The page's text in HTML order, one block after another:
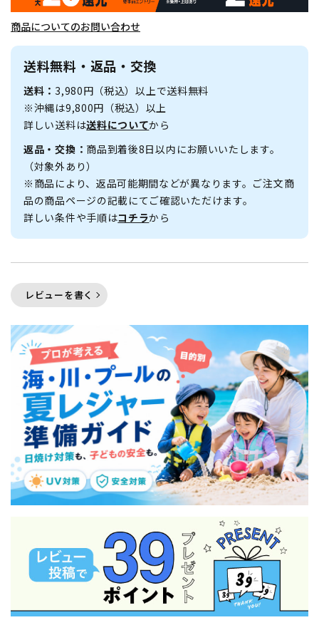
商品についてのお問い合わせ
送料無料・返品・交換
送料：3,980円（税込）以上で送料無料
※沖縄は9,800円（税込）以上
詳しい送料は送料についてから
返品・交換： 商品到着後8日以内にお願いいたします。
（対象外あり）
※商品により、返品可能期間などが異なります。ご注文商
品の商品ページの記載にてご確認いただけます。
詳しい条件や手順はコチラから
レビューを書く